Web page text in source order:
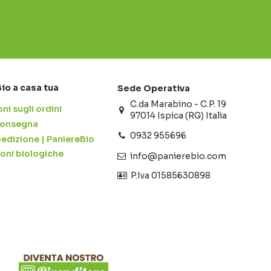
a casa tua
sugli ordini
| PaniereBio
biologiche
Sede Operativa
C.da Marabino - C.P. 19
97014 Ispica (RG) Italia
0932 955696
info@panierebio.com
‎‎‎‎‎ P.Iva 01585630898